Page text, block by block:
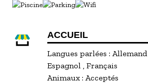
ACCUEIL
Langues parlées : Allemand
Espagnol Français
Animaux : Acceptés